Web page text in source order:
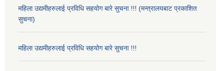
महिला उद्यमीहरुलाई प्रविधि सहयोग बारे सुचना !!! (मन्त्रालयबाट प्रकाशित
सुचना)
महिला उद्यमीहरुलाई प्रविधि सहयोग बारे सुचना !!!